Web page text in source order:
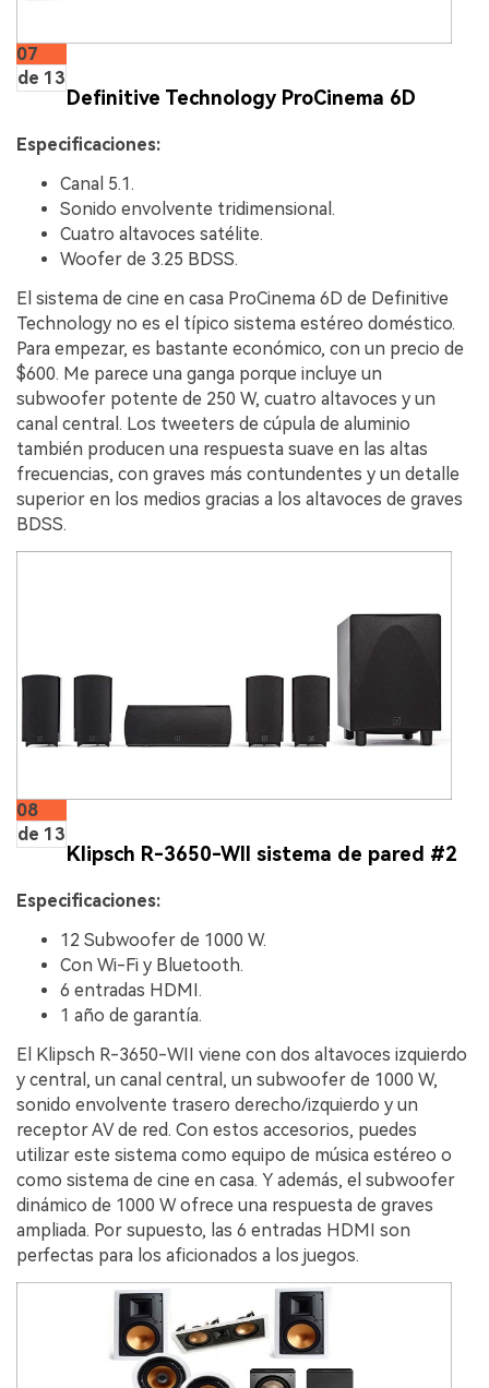
07
de 13
Definitive Technology ProCinema 6D
Especificaciones:
Canal 5.1.
Sonido envolvente tridimensional.
Cuatro altavoces satélite.
Woofer de 3.25 BDSS.
El sistema de cine en casa ProCinema 6D de Definitive
Technology no es el típico sistema estéreo doméstico.
Para empezar, es bastante económico, con un precio de
$600. Me parece una ganga porque incluye un
subwoofer potente de 250 W, cuatro altavoces y un
canal central. Los tweeters de cúpula de aluminio
también producen una respuesta suave en las altas
frecuencias, con graves más contundentes y un detalle
superior en los medios gracias a los altavoces de graves
BDSS.
08
de 13
Klipsch R-3650-WII sistema de pared #2
Especificaciones:
12 Subwoofer de 1000 W.
Con Wi-Fi y Bluetooth.
6 entradas HDMI.
1 año de garantía.
El Klipsch R-3650-WII viene con dos altavoces izquierdo
y central, un canal central, un subwoofer de 1000 W,
sonido envolvente trasero derecho/izquierdo y un
receptor AV de red. Con estos accesorios, puedes
utilizar este sistema como equipo de música estéreo o
como sistema de cine en casa. Y además, el subwoofer
dinámico de 1000 W ofrece una respuesta de graves
ampliada. Por supuesto, las 6 entradas HDMI son
perfectas para los aficionados a los juegos.